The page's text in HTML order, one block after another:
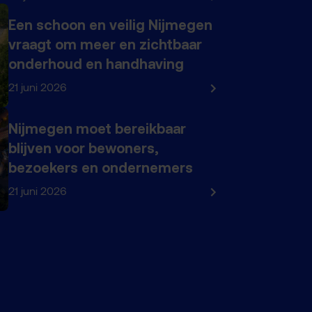
Een schoon en veilig Nijmegen
vraagt om meer en zichtbaar
onderhoud en handhaving
21 juni 2026
Nijmegen moet bereikbaar
blijven voor bewoners,
bezoekers en ondernemers
21 juni 2026